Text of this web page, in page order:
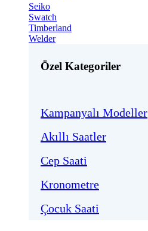
Seiko
Swatch
Timberland
Welder
Özel Kategoriler
Kampanyalı Modeller
Akıllı Saatler
Cep Saati
Kronometre
Çocuk Saati